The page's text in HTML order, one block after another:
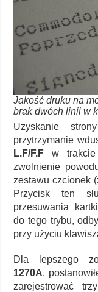
Jakość druku na
brak dwóch linii w
Uzyskanie
przytrzymanie
L.F/F.F w trakcie
zwolnienie
zestawu czcionek
Przycisk ten
przesuwania
do tego trybu,
przy użyciu
Dla lepszego
1270A,
zarejestrować